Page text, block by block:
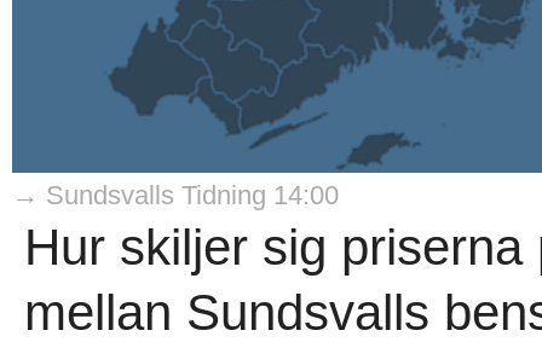
→ Sundsvalls Tidning 14:00
Hur skiljer sig
mellan Sundsvalls